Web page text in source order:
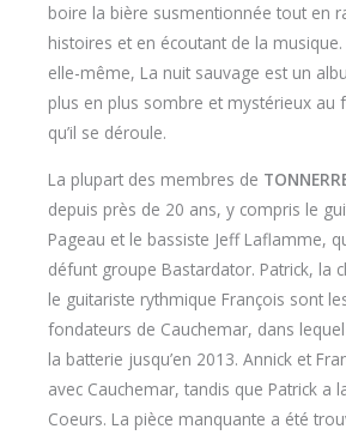
boire la bière susmentionnée tout en
histoires et en écoutant de la
elle-même, La nuit sauvage est un
plus en plus sombre et mystérieux au
qu’il se déroule.
La plupart des membres de
depuis près de 20 ans, y compris le
Pageau et le bassiste Jeff Laflamme,
défunt groupe Bastardator. Patrick, la
le guitariste rythmique François sont
fondateurs de Cauchemar, dans
la batterie jusqu’en 2013. Annick et
avec Cauchemar, tandis que Patrick a
Coeurs. La pièce manquante a été